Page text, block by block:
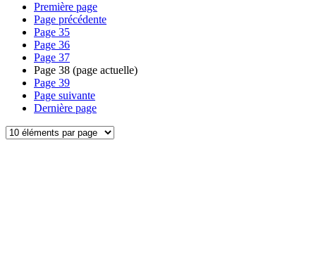
Première page
Page précédente
Page 35
Page 36
Page 37
Page 38 (page actuelle)
Page 39
Page suivante
Dernière page